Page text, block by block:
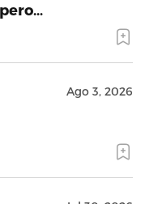
Ago 3, 2026